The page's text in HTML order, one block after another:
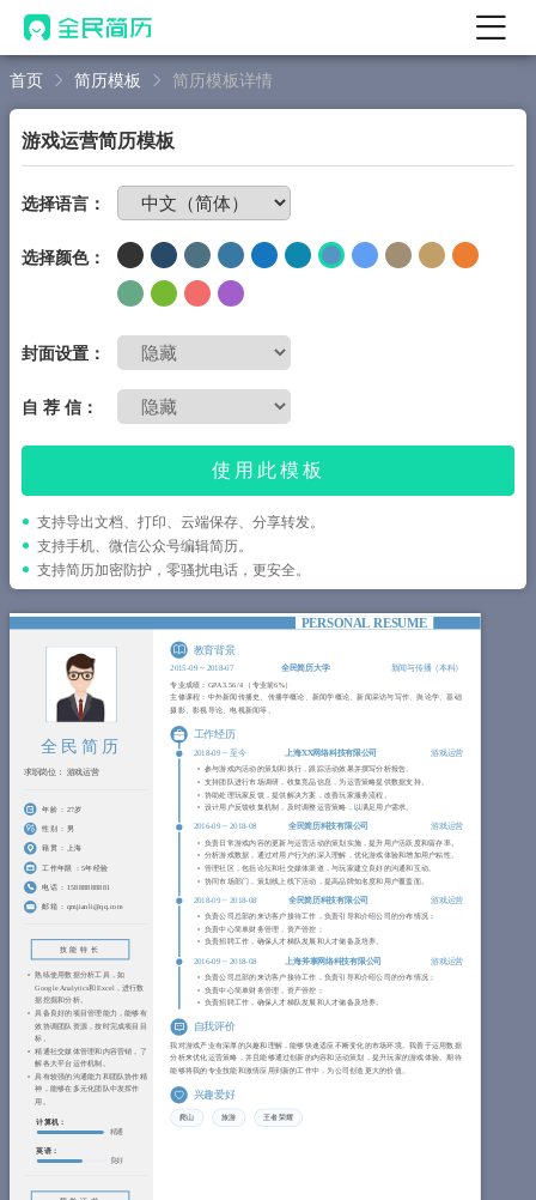
首页
AI 简历工具
AI 优化简历
AI 翻译简历
AI 诊断简历
AI 模拟面试
面试自我介绍
简历教程
登录 / 注册
首页 简历模板 简历模板详情
游戏运营简历模板
选择语言：
选择颜色：
封面设置：
自 荐 信：
使用此模板
支持导出文档、打印、云端保存、分享转发。
支持手机、微信公众号编辑简历。
支持简历加密防护，零骚扰电话，更安全。
PERSONAL RESUME
全民简历
求职岗位： 游戏运营
年龄 ： 27岁
性别 ： 男
籍贯 ： 上海
工作年限 ： 5年经验
电话 ： 15888888881
邮箱 ： qmjianli@qq.com
技能特长
熟练使用数据分析工具，如
Google Analytics和Excel，进行数
据挖掘和分析。
具备良好的项目管理能力，能够有
效协调团队资源，按时完成项目目
标。
精通社交媒体管理和内容营销，了
解各大平台运作机制。
具有较强的沟通能力和团队协作精
神，能够在多元化团队中发挥作
用。
计算机：
精通
英语：
良好
教育背景
2015-09~2018-07 全民简历大学 新闻与传播（本科）
专业成绩：GPA 3.56/4 （专业前6%）
主修课程：中外新闻传播史、传播学概论、新闻学概论、新闻采访与写作、舆论学、基础
摄影、影视导论、电视新闻等。
工作经历
2018-09~至今 上海XX网络科技有限公司 游戏运营
参与游戏内活动的策划和执行，跟踪活动效果并撰写分析报告。
支持团队进行市场调研，收集竞品信息，为运营策略提供数据支持。
协助处理玩家反馈，提供解决方案，改善玩家服务流程。
设计用户反馈收集机制，及时调整运营策略，以满足用户需求。
2016-09~2018-08 全民简历科技有限公司
游戏运营
负责日常游戏内容的更新与运营活动的策划实施，提升用户活跃度和留存率。
分析游戏数据，通过对用户行为的深入理解，优化游戏体验和增加用户粘性。
管理社区，包括论坛和社交媒体渠道，与玩家建立良好的沟通和互动。
协同市场部门，策划线上线下活动，提高品牌知名度和用户覆盖面。
2018-09~2018-08 全民简历科技有限公司
游戏运营
负责公司总部的来访客户接待工作，负责引导和介绍公司的分布情况；
负责中心简单财务管理，资产管控；
负责招聘工作，确保人才梯队发展和人才储备及培养。
2016-09~2018-08 上海斧掌网络科技有限公司
游戏运营
负责公司总部的来访客户接待工作，负责引导和介绍公司的分布情况；
负责中心简单财务管理，资产管控；
负责招聘工作，确保人才梯队发展和人才储备及培养。
自我评价
我对游戏产业有深厚的兴趣和理解，能够快速适应不断变化的市场环境。我善于运用数据
分析来优化运营策略，并且能够通过创新的内容和活动策划，提升玩家的游戏体验。期待
能够将我的专业技能和激情应用到新的工作中，为公司创造更大的价值。
兴趣爱好
爬山 旅游 王者荣耀